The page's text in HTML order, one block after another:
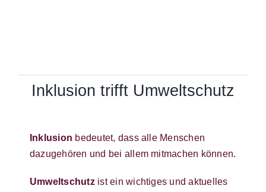
Inklusion trifft Umweltschutz
Inklusion bedeutet, dass alle Menschen
dazugehören und bei allem mitmachen können.
Umweltschutzist ein wichtiges und aktuelles